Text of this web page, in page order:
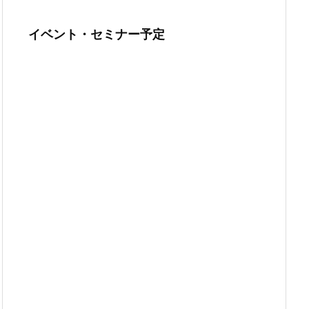
イベント・セミナー予定